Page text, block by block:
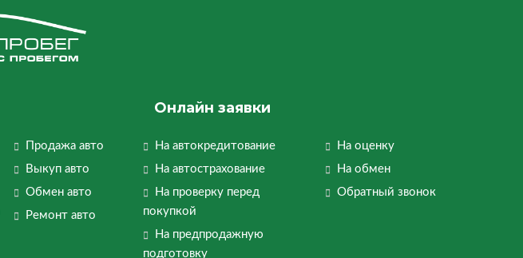
Продажа авто
Выкуп авто
Обмен авто
Ремонт авто
Онлайн заявки
На автокредитование
На автострахование
На проверку перед
покупкой
На предпродажную
подготовку
На оценку
На обмен
Обратный звонок